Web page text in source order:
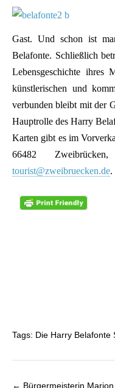
Gast. Und schon ist
Belafonte. Schließlich
Lebensgeschichte
künstlerischen und
verbunden bleibt mit der
Hauptrolle des Harry
Karten gibt es im
66482
tourist@zweibruecken.de.
Tags: Die Harry Belafonte
← Bürgermeisterin